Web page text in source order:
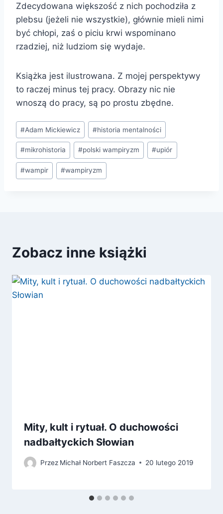
Zdecydowana większość z nich pochodziła z
plebsu (jeżeli nie wszystkie), głównie mieli nimi
być chłopi, zaś o piciu krwi wspominano
rzadziej, niż ludziom się wydaje.
Książka jest ilustrowana. Z mojej perspektywy
to raczej minus tej pracy. Obrazy nic nie
wnoszą do pracy, są po prostu zbędne.
Tagi
wpisu:
#Adam Mickiewicz #historia mentalności
#mikrohistoria #polski wampiryzm #upiór
#wampir #wampiryzm
Zobacz inne książki
Mity, kult i rytuał. O duchowości
nadbałtyckich Słowian
Przez Michał Norbert Faszcza 20 lutego 2019